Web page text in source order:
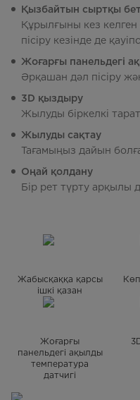
Қызбайтын сыртқы
Құрылғыны кез келген
пісіру кезінде де
Жоғарғы панельдегі
Әрқашан дәл пісіру
3D қыздыру
Жылуды біркелкі
Жылуды сақтау
Тағамыңыз дайын
Оңай қолдану
Бір рет түрту арқылы
Жабысқаққа қарсы
ішкі қазан
Жоғарғы
панельдегі ақылды
температура
датчигі